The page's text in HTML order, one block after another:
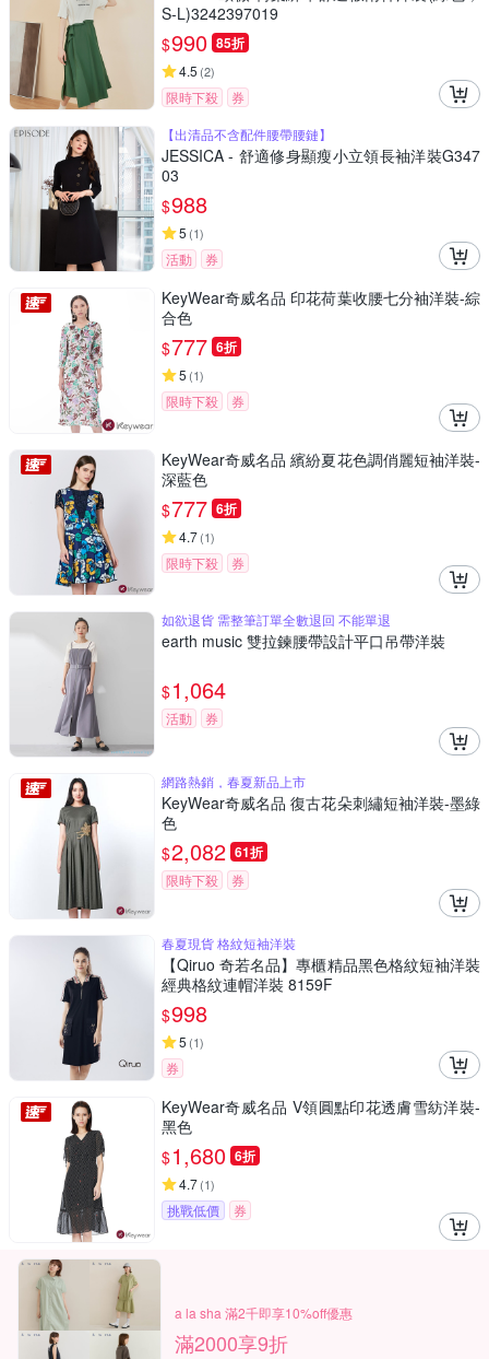
S-L)3242397019
$990 85折
4.5 (2)
限時下殺
券
【出清品不含配件腰帶腰鏈】
JESSICA - 舒適修身顯瘦小立領長袖洋裝G347
03
$988
5 (1)
活動 券
KeyWear奇威名品 印花荷葉收腰七分袖洋裝-綜
合色
$777 6折
5 (1)
限時下殺 券
KeyWear奇威名品 繽紛夏花色調俏麗短袖洋裝-
深藍色
$777 6折
4.7(1)
限時下殺 券
如欲退貨 需整筆訂單全數退回 不能單退
earth music 雙拉鍊腰帶設計平口吊帶洋裝
$1,064
活動 券
網路熱銷，春夏新品上市
KeyWear奇威名品 復古花朵刺繡短袖洋裝-墨綠
色
$2,082 61折
限時下殺 券
春夏現貨 格紋短袖洋裝
【Qiruo 奇若名品】專櫃精品黑色格紋短袖洋裝
經典格紋連帽洋裝 8159F
$998
5 (1)
券
KeyWear奇威名品 V領圓點印花透膚雪紡洋裝-
黑色
$1,680 6折
4.7(1)
挑戰低價 券
a la sha 滿2千即享10%off優惠
滿2000享9折